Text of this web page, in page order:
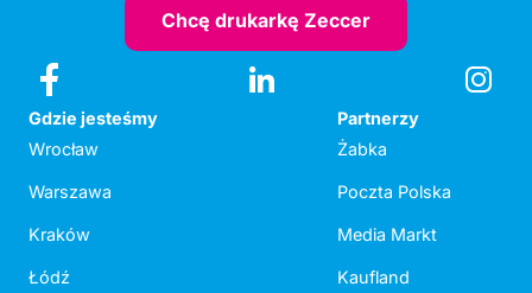
Chcę drukarkę Zeccer
Gdzie jesteśmy
Wrocław
Warszawa
Kraków
Łódź
Partnerzy
Żabka
Poczta Polska
Media Markt
Kaufland